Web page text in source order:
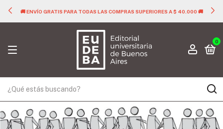
🚚 ENVÍO GRATIS PARA TODAS LAS COMPRAS SUPERIORES A $ 40.000 🚚
0